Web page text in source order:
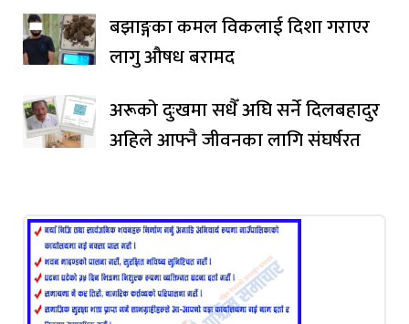
बझाङ्गका कमल विकलाई दिशा गराएर
लागु औषध बरामद
अरूको दुःखमा सधैँ अघि सर्ने दिलबहादुर
अहिले आफ्नै जीवनका लागि संघर्षरत